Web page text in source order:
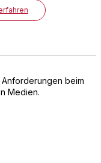
beim
Medien.